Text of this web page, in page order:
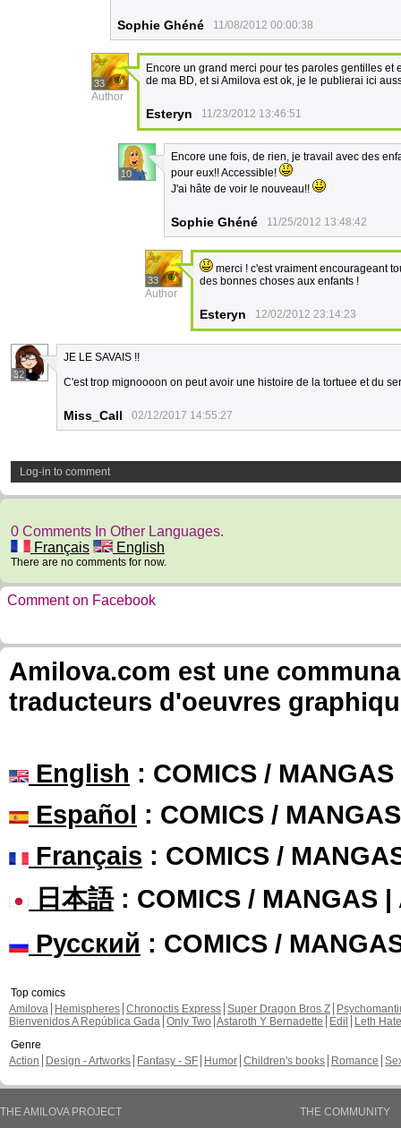
Sophie Ghéné 11/08/2012 00:00:38
33
Author
Encore un grand merci pour tes paroles gentilles
de ma BD, et si Amilova est ok, je le publierai ici
Esteryn 11/23/2012 13:46:51
10
Encore une fois, de rien, je travail avec des
pour eux!! Accessible!
J'ai hâte de voir le nouveau!!
Sophie Ghéné 11/25/2012 13:48:42
33
Author
merci ! c'est vraiment encourageant
des bonnes choses aux enfants !
Esteryn 12/02/2012 23:14:23
32
JE LE SAVAIS !!
C'est trop mignoooon on peut avoir une histoire de la tortuee et du
Miss_Call 02/12/2017 14:55:27
Log-in to comment
0 Comments In Other Languages.
Français
English
There are no comments for now.
Comment on Facebook
Amilova.com est une
traducteurs d'oeuvres
English : COMICS /
Español : COMICS /
Français : COMICS /
日本語: COMICS / MANGAS |
Русский : COMICS /
Top comics
Amilova
Hemispheres Chronoctis Express Super Dragon Bros Z
Bienvenidos A República Gada Only Two Astaroth Y Bernadette Edil
Leth Hate
Genre
Action
Design - Artworks Fantasy - SF Humor Children's books Romance
THE AMILOVA PROJECT
THE COMMUNITY